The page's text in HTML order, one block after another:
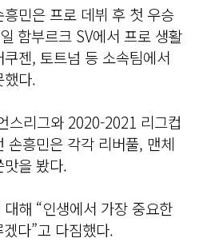
민은 프로 데뷔 후 첫 우승
함부르크 SV에서 프로 생활
젠, 토트넘 등 소속팀에서
다.
스리그와 2020-2021 리그컵
손흥민은 각각 리버풀, 맨체
을 봤다.
해 “인생에서 가장 중요한
다”고 다짐했다.